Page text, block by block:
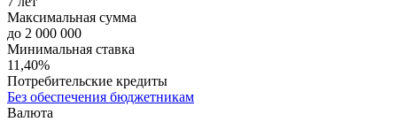
Максимальная сумма
до 2 000 000
Минимальная ставка
11,40%
Потребительские кредиты
Без обеспечения бюджетникам
Валюта